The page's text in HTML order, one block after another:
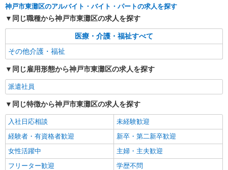
神戸市東灘区のアルバイト・バイト・パートの求人を探す
同じ職種から神戸市東灘区の求人を探す
医療・介護・福祉すべて
その他介護・福祉
同じ雇用形態から神戸市東灘区の求人を探す
派遣社員
同じ特徴から神戸市東灘区の求人を探す
入社日応相談
未経験歓迎
経験者・有資格者歓迎
新卒・第二新卒歓迎
女性活躍中
主婦・主夫歓迎
フリーター歓迎
学歴不問